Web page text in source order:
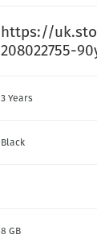
https://
208022755-
3 Years
Black
8 GB